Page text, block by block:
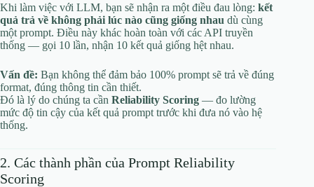
Khi làm việc với LLM, bạn sẽ nhận ra một điều đau lòng: kết
quả trả về không phải lúc nào cũng giống nhau dù cùng
một prompt. Điều này khác hoàn toàn với các API truyền
thống — gọi 10 lần, nhận 10 kết quả giống hệt nhau.
Vấn đề: Bạn không thể đảm bảo 100% prompt sẽ trả về đúng
format, đúng thông tin cần thiết.
Đó là lý do chúng ta cần Reliability Scoring — đo lường
mức độ tin cậy của kết quả prompt trước khi đưa nó vào hệ
thống.
2. Các thành phần của Prompt Reliability
Scoring